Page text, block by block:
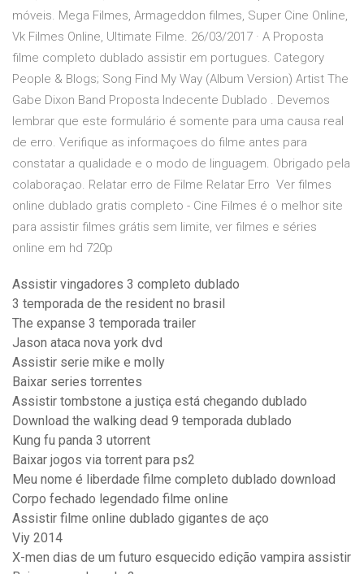
móveis. Mega Filmes, Armageddon filmes, Super Cine Online,
Vk Filmes Online, Ultimate Filme. 26/03/2017 · A Proposta
filme completo dublado assistir em portugues. Category
People & Blogs; Song Find My Way (Album Version) Artist The
Gabe Dixon Band Proposta Indecente Dublado . Devemos
lembrar que este formulário é somente para uma causa real
de erro. Verifique as informaçoes do filme antes para
constatar a qualidade e o modo de linguagem. Obrigado pela
colaboraçao. Relatar erro de Filme Relatar Erro Ver filmes
online dublado gratis completo - Cine Filmes é o melhor site
para assistir filmes grátis sem limite, ver filmes e séries
online em hd 720p
Assistir vingadores 3 completo dublado
3 temporada de the resident no brasil
The expanse 3 temporada trailer
Jason ataca nova york dvd
Assistir serie mike e molly
Baixar series torrentes
Assistir tombstone a justiça está chegando dublado
Download the walking dead 9 temporada dublado
Kung fu panda 3 utorrent
Baixar jogos via torrent para ps2
Meu nome é liberdade filme completo dublado download
Corpo fechado legendado filme online
Assistir filme online dublado gigantes de aço
Viy 2014
X-men dias de um futuro esquecido edição vampira assistir